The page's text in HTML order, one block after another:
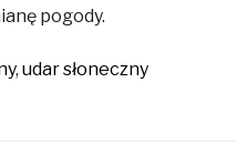
pogody.
, udar słoneczny